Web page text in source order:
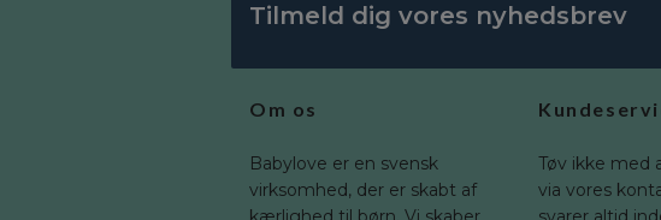
Tilmeld dig vores nyhedsbrev
Om os
Babylove er en svensk
virksomhed, der er skabt af
Tøv ikke med
via vores